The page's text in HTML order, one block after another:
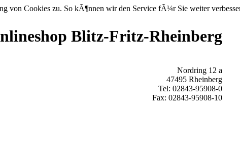
von Cookies zu. So kÃ¶nnen wir den Service fÃ¼r Sie weiter
Blitz-Fritz-Rheinberg
Nordring 12 a
47495 Rheinberg
Tel: 02843-95908-0
Fax: 02843-95908-10